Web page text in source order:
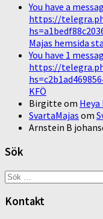
You have a
https://
Majas hemsida
You have 1
https://
KFÖ
Birgitte om Heya
SvartaMajas om
Arnstein B
Sök
Sök
efter:
Kontakt